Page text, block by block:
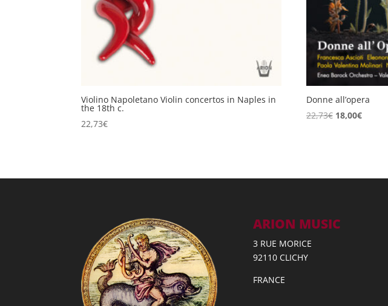
Violino Napoletano Violin concertos in Naples in
the 18th c.
22,73€
Donne all’opera
22,73€ Original
18,00€Current
ARION MUSIC
3 RUE MORICE
92110 CLICHY
FRANCE